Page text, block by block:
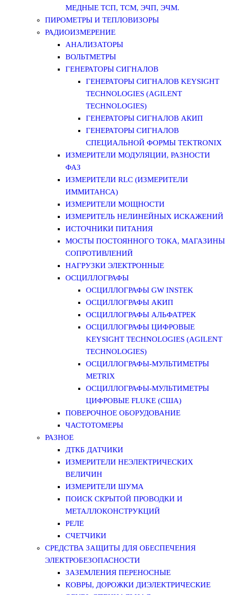
МЕДНЫЕ ТСП, ТСМ, ЭЧП, ЭЧМ.
ПИРОМЕТРЫ И ТЕПЛОВИЗОРЫ
РАДИОИЗМЕРЕНИЕ
АНАЛИЗАТОРЫ
ВОЛЬТМЕТРЫ
ГЕНЕРАТОРЫ СИГНАЛОВ
ГЕНЕРАТОРЫ СИГНАЛОВ KEYSIGHT
TECHNOLOGIES (AGILENT
TECHNOLOGIES)
ГЕНЕРАТОРЫ СИГНАЛОВ АКИП
ГЕНЕРАТОРЫ СИГНАЛОВ
СПЕЦИАЛЬНОЙ ФОРМЫ TEKTRONIX
ИЗМЕРИТЕЛИ МОДУЛЯЦИИ, РАЗНОСТИ
ФАЗ
ИЗМЕРИТЕЛИ RLC (ИЗМЕРИТЕЛИ
ИММИТАНСА)
ИЗМЕРИТЕЛИ МОЩНОСТИ
ИЗМЕРИТЕЛЬ НЕЛИНЕЙНЫХ ИСКАЖЕНИЙ
ИСТОЧНИКИ ПИТАНИЯ
МОСТЫ ПОСТОЯННОГО ТОКА, МАГАЗИНЫ
СОПРОТИВЛЕНИЙ
НАГРУЗКИ ЭЛЕКТРОННЫЕ
ОСЦИЛЛОГРАФЫ
ОСЦИЛЛОГРАФЫ GW INSTEK
ОСЦИЛЛОГРАФЫ АКИП
ОСЦИЛЛОГРАФЫ АЛЬФАТРЕК
ОСЦИЛЛОГРАФЫ ЦИФРОВЫЕ
KEYSIGHT TECHNOLOGIES (AGILENT
TECHNOLOGIES)
ОСЦИЛЛОГРАФЫ-МУЛЬТИМЕТРЫ
METRIX
ОСЦИЛЛОГРАФЫ-МУЛЬТИМЕТРЫ
ЦИФРОВЫЕ FLUKE (США)
ПОВЕРОЧНОЕ ОБОРУДОВАНИЕ
ЧАСТОТОМЕРЫ
РАЗНОЕ
ДТКБ ДАТЧИКИ
ИЗМЕРИТЕЛИ НЕЭЛЕКТРИЧЕСКИХ
ВЕЛИЧИН
ИЗМЕРИТЕЛИ ШУМА
ПОИСК СКРЫТОЙ ПРОВОДКИ И
МЕТАЛЛОКОНСТРУКЦИЙ
РЕЛЕ
СЧЕТЧИКИ
СРЕДСТВА ЗАЩИТЫ ДЛЯ ОБЕСПЕЧЕНИЯ
ЭЛЕКТРОБЕЗОПАСНОСТИ
ЗАЗЕМЛЕНИЯ ПЕРЕНОСНЫЕ
КОВРЫ, ДОРОЖКИ ДИЭЛЕКТРИЧЕСКИЕ